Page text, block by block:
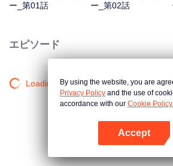
ー_第01話
ー_第02話
エピソード
Loading…By using the website, you are
Privacy Policy and the use of
accordance with our Cookie Policy.
Accept